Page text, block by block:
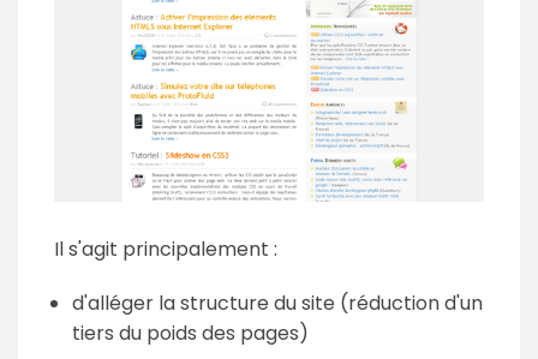
Il s'agit principalement :
d'alléger la structure du site (réduction d'un
tiers du poids des pages)